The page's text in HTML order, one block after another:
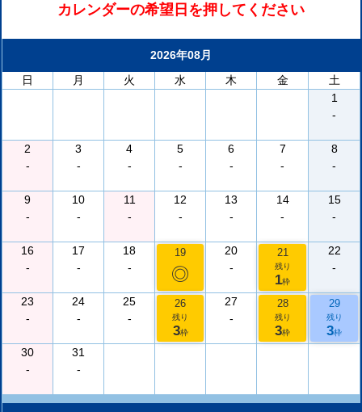
カレンダーの希望日を押してください
2026年08月
日
月 火 水 木 金
土
1
-
2
-
3
-
4
-
5
-
6
-
7
-
8
-
9
-
10
-
11
-
12
-
13
-
14
-
15
-
16
-
17
-
18
-
19
◎
20
-
21
残り
1枠
22
-
23
-
24
-
25
-
26
残り
3枠
27
-
28
残り
3枠
29
残り
3枠
30
-
31
-